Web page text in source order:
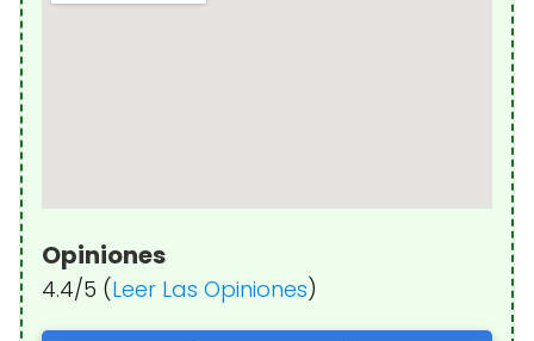
Opiniones
4.4/5 (Leer Las Opiniones)